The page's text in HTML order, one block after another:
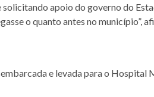
apoio do governo do
o quanto antes no município”,
e levada para o Hospital